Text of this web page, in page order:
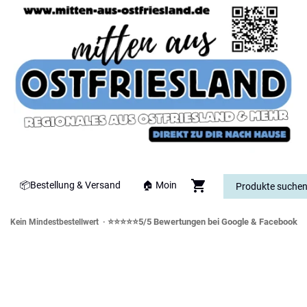
📦Bestellung & Versand 🏠 Moin
Kein Mindestbestellwert · ⭐⭐⭐⭐⭐5/5 Bewertungen bei Google & Facebook